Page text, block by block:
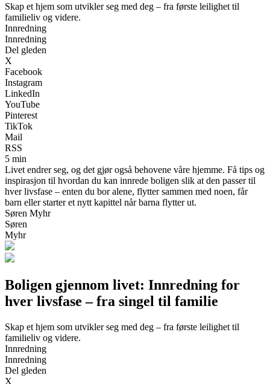
Skap et hjem som utvikler seg med deg – fra første leilighet til
familieliv og videre.
Innredning
Innredning
Del gleden
X
Facebook
Instagram
LinkedIn
YouTube
Pinterest
TikTok
Mail
RSS
5 min
Livet endrer seg, og det gjør også behovene våre hjemme. Få tips og
inspirasjon til hvordan du kan innrede boligen slik at den passer til
hver livsfase – enten du bor alene, flytter sammen med noen, får
barn eller starter et nytt kapittel når barna flytter ut.
Søren Myhr
Søren
Myhr
Boligen gjennom livet: Innredning for
hver livsfase – fra singel til familie
Skap et hjem som utvikler seg med deg – fra første leilighet til
familieliv og videre.
Innredning
Innredning
Del gleden
X